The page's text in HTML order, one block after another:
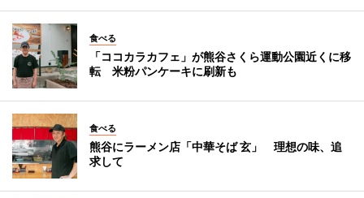
食べる
「ココカラカフェ」が熊谷さくら運動公園近くに移
転 米粉パンケーキに刷新も
食べる
熊谷にラーメン店「中華そば 玄」 理想の味、追
求して